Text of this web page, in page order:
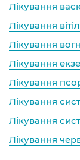
Лікування
Лікування
Лікування
Лікування
Лікування
Лікування
Лікування
Лікування